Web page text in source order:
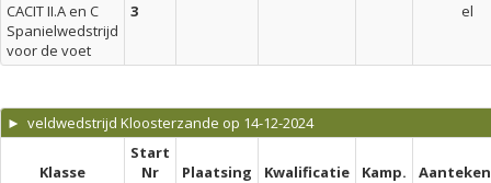
CACIT II.A en C
Spanielwedstrijd
voor de voet
3 el
► veldwedstrijd Kloosterzande op 14-12-2024
Klasse
Start
Nr
Plaatsing Kwalificatie Kamp.